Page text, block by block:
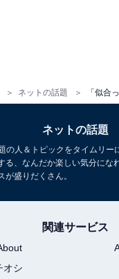
ネットの話題
ネットの話題
の人＆トピックをタイムリー
る、なんだか楽しい気分にな
が盛りだくさん。
関連サービス
オシ